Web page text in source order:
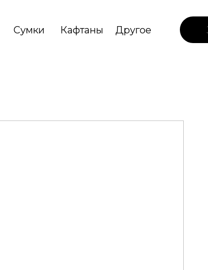
Сумки Кафтаны Другое